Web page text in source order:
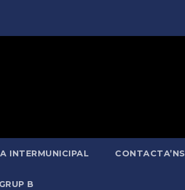
INTERMUNICIPAL CONTACTA’NS
B